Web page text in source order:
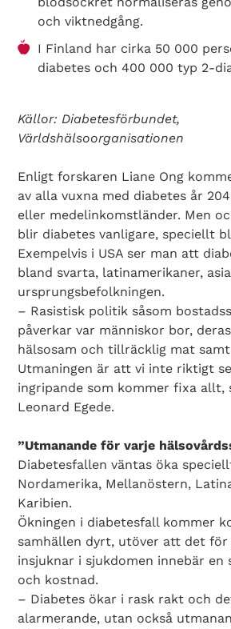
Search Diabetes Wellness Sverige
och viktnedgång.
I Finland har cirka 50 000
diabetes och 400 000 typ 2-
Källor: Diabetesförbundet,
Världshälsoorganisationen
Enligt forskaren Liane Ong
av alla vuxna med diabetes år
eller medelinkomstländer. Men
blir diabetes vanligare, speciellt
Exempelvis i USA ser man att
bland svarta, latinamerikaner,
ursprungsbefolkningen.
– Rasistisk politik såsom
påverkar var människor bor,
hälsosam och tillräcklig mat
Utmaningen är att vi inte riktigt
ingripande som kommer fixa allt,
Leonard Egede.
”Utmanande för varje
Diabetesfallen väntas öka
Nordamerika, Mellanöstern,
Karibien.
Ökningen i diabetesfall kommer
samhällen dyrt, utöver att det för
insjuknar i sjukdomen innebär
och kostnad.
– Diabetes ökar i rask rakt och
alarmerande, utan också